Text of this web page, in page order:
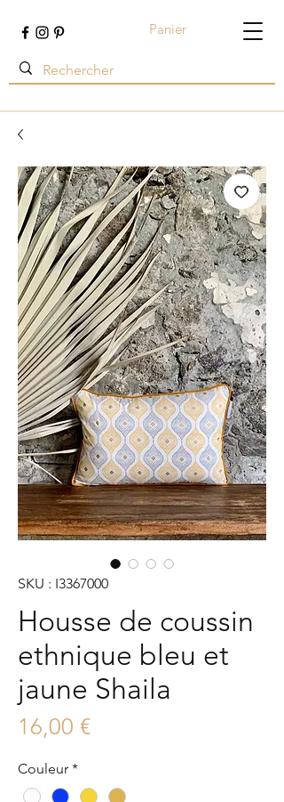
Panier
SKU : I3367000
Housse de coussin
ethnique bleu et
jaune Shaila
16,00 €Prix
Couleur *